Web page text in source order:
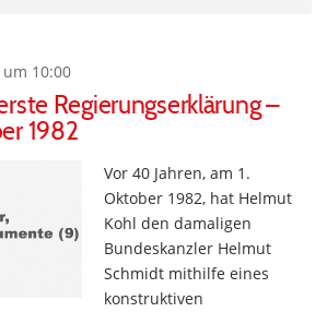
10:00
Regierungserklärung –
1982
Vor 40 Jahren, am 1.
Oktober 1982, hat Helmut
Kohl den damaligen
Bundeskanzler Helmut
Schmidt mithilfe eines
konstruktiven